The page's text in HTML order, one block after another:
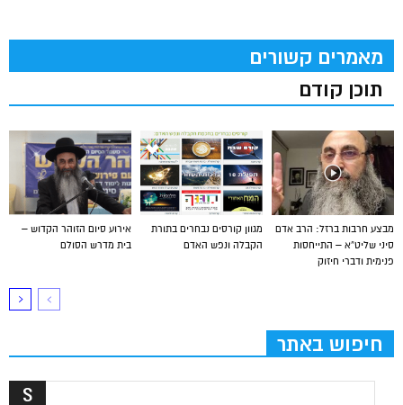
מאמרים קשורים
תוכן קודם
אירוע סיום הזוהר הקדוש –
בית מדרש הסולם
מגוון קורסים נבחרים בתורת
הקבלה ונפש האדם
מבצע חרבות ברזל: הרב אדם
סיני שליט”א – התייחסות
פנימית ודברי חיזוק
חיפוש באתר